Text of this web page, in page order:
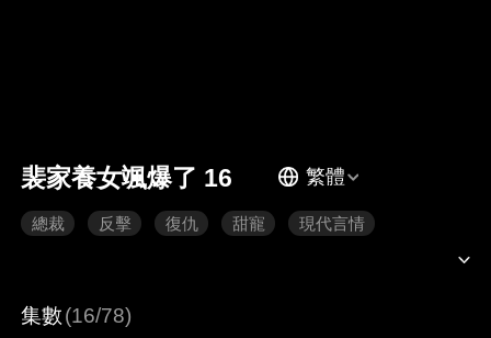
裴家養女颯爆了 16 繁體
總裁 反擊 復仇 甜寵 現代言情
集數(16/78)